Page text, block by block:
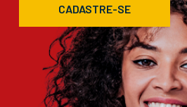
CADASTRE-SE